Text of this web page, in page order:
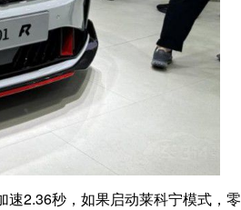
2.36秒，如果启动莱科宁模式，零